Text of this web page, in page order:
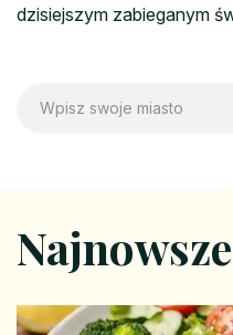
dzisiejszym zabieganym